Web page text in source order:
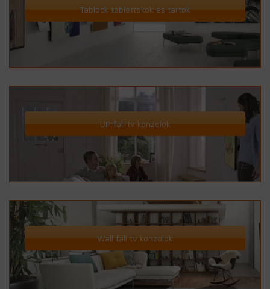
Tablock tablettokok és tartók
UP fali tv konzolok
Wall fali tv konzolok